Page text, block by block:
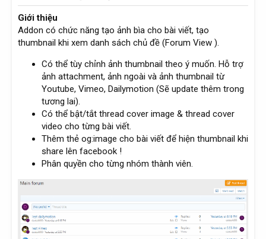
Giới thiệu
Addon có chức năng tạo ảnh bìa cho bài viết, tạo
thumbnail khi xem danh sách chủ đề (Forum View ).
Có thể tùy chỉnh ảnh thumbnail theo ý muốn. Hỗ trợ
ảnh attachment, ảnh ngoài và ảnh thumbnail từ
Youtube, Vimeo, Dailymotion (Sẽ update thêm trong
tương lai).
Có thể bật/tắt thread cover image & thread cover
video cho từng bài viết.
Thêm thẻ og:image cho bài viết để hiện thumbnail khi
share lên facebook !
Phân quyền cho từng nhóm thành viên.